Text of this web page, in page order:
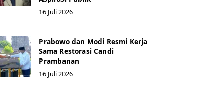
16 Juli 2026
Prabowo dan Modi Resmi Kerja
Sama Restorasi Candi
Prambanan
16 Juli 2026